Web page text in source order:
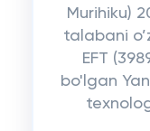
Murihiku)
talabani
EFT
bo'lgan